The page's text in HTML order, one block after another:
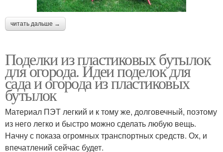
читать дальше →
Поделки из пластиковых бутылок
для огорода. Идеи поделок для
сада и огорода из пластиковых
бутылок
Материал ПЭТ легкий и к тому же, долговечный, поэтому
из него легко и быстро можно сделать любую вещь.
Начну с показа огромных транспортных средств. Ох, и
впечатлений сейчас будет.